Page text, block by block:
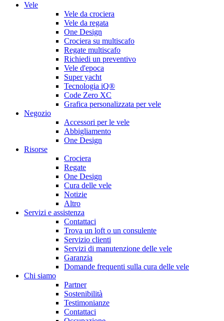
Vele
Vele da crociera
Vele da regata
One Design
Crociera su multiscafo
Regate multiscafo
Richiedi un preventivo
Vele d'epoca
Super yacht
Tecnologia iQ®
Code Zero XC
Grafica personalizzata per vele
Negozio
Accessori per le vele
Abbigliamento
One Design
Risorse
Crociera
Regate
One Design
Cura delle vele
Notizie
Altro
Servizi e assistenza
Contattaci
Trova un loft o un consulente
Servizio clienti
Servizi di manutenzione delle vele
Garanzia
Domande frequenti sulla cura delle vele
Chi siamo
Partner
Sostenibilità
Testimonianze
Contattaci